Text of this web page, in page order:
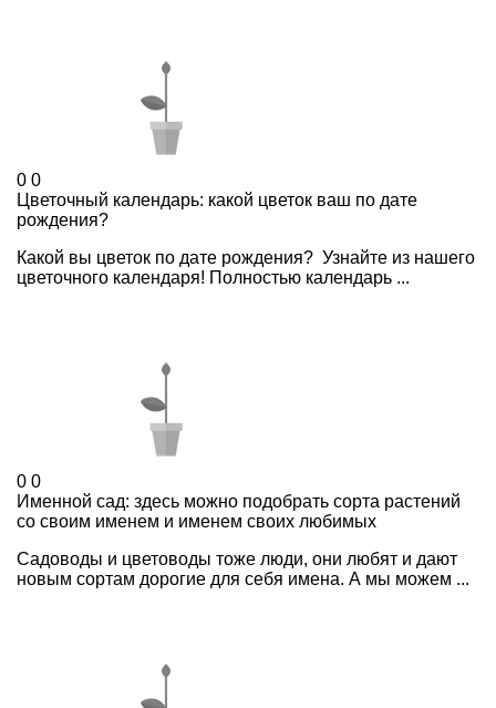
0 0
Цветочный календарь: какой цветок ваш по дате
рождения?
Какой вы цветок по дате рождения? Узнайте из нашего
цветочного календаря! Полностью календарь ...
0 0
Именной сад: здесь можно подобрать сорта растений
со своим именем и именем своих любимых
Садоводы и цветоводы тоже люди, они любят и дают
новым сортам дорогие для себя имена. А мы можем ...